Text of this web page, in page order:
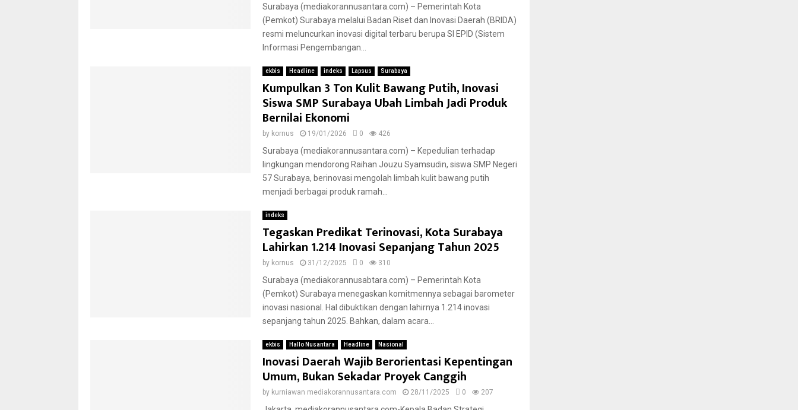
Surabaya (mediakorannusantara.com) – Pemerintah Kota
(Pemkot) Surabaya melalui Badan Riset dan Inovasi Daerah (BRIDA)
resmi meluncurkan inovasi digital terbaru berupa SI EPID (Sistem
Informasi Pengembangan...
ekbis Headline indeks Lapsus Surabaya
Kumpulkan 3 Ton Kulit Bawang Putih, Inovasi
Siswa SMP Surabaya Ubah Limbah Jadi Produk
Bernilai Ekonomi
by kornus 19/01/2026 0 426
Surabaya (mediakorannusantara.com) – Kepedulian terhadap
lingkungan mendorong Raihan Jouzu Syamsudin, siswa SMP Negeri
57 Surabaya, berinovasi mengolah limbah kulit bawang putih
menjadi berbagai produk ramah...
indeks
Tegaskan Predikat Terinovasi, Kota Surabaya
Lahirkan 1.214 Inovasi Sepanjang Tahun 2025
by kornus 31/12/2025 0 310
Surabaya (mediakorannusabtara.com) – Pemerintah Kota
(Pemkot) Surabaya menegaskan komitmennya sebagai barometer
inovasi nasional. Hal dibuktikan dengan lahirnya 1.214 inovasi
sepanjang tahun 2025. Bahkan, dalam acara...
ekbis Hallo Nusantara Headline Nasional
Inovasi Daerah Wajib Berorientasi Kepentingan
Umum, Bukan Sekadar Proyek Canggih
by kurniawan mediakorannusantara.com 28/11/2025 0 207